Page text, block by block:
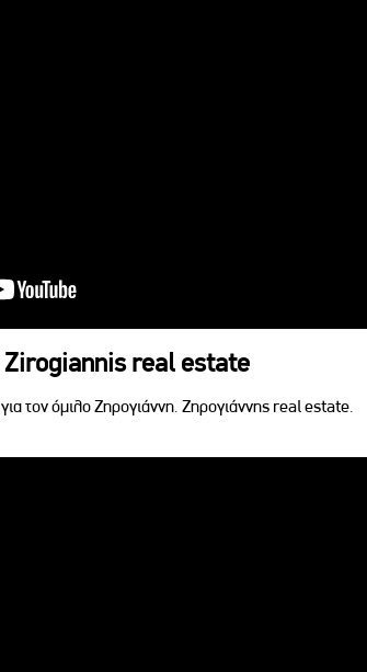
Zirogiannis real estate
τον όμιλο Ζηρογιάννη. Ζηρογιάννης real estate.